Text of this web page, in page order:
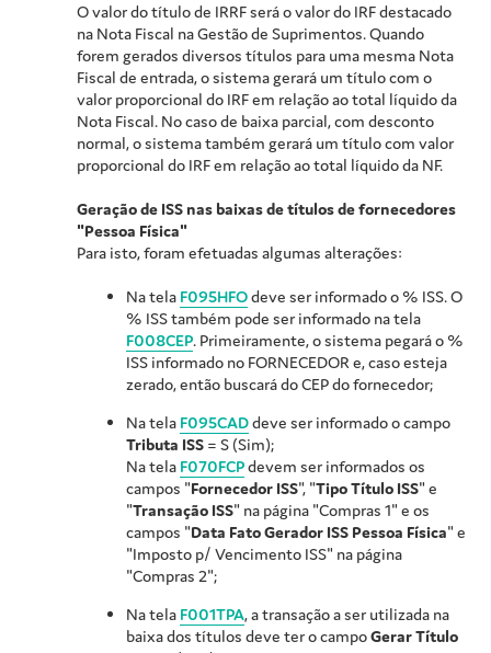
O valor do título de IRRF será o valor do IRF destacado
na Nota Fiscal na Gestão de Suprimentos. Quando
forem gerados diversos títulos para uma mesma Nota
Fiscal de entrada, o sistema gerará um título com o
valor proporcional do IRF em relação ao total líquido da
Nota Fiscal. No caso de baixa parcial, com desconto
normal, o sistema também gerará um título com valor
proporcional do IRF em relação ao total líquido da NF.
Geração de ISS nas baixas de títulos de fornecedores
"Pessoa Física"
Para isto, foram efetuadas algumas alterações:
Na tela F095HFOdeve ser informado o % ISS. O
% ISS também pode ser informado na tela
F008CEP. Primeiramente, o sistema pegará o %
ISS informado no FORNECEDOR e, caso esteja
zerado, então buscará do CEP do fornecedor;
Na tela F095CADdeve ser informado o campo
Tributa ISS = S (Sim);
Na tela F070FCPdevem ser informados os
campos "Fornecedor ISS", "Tipo Título ISS" e
"Transação ISS" na página "Compras 1" e os
campos "Data Fato Gerador ISS Pessoa Física" e
"Imposto p/ Vencimento ISS" na página
"Compras 2";
Na tela F001TPA, a transação a ser utilizada na
baixa dos títulos deve ter o campoGerar Título